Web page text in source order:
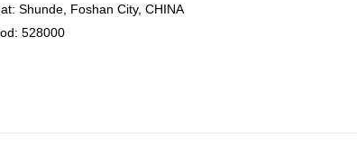
Shunde, Foshan City, CHINA
528000